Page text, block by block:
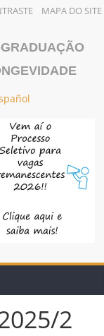
MAPA DO SITE
2